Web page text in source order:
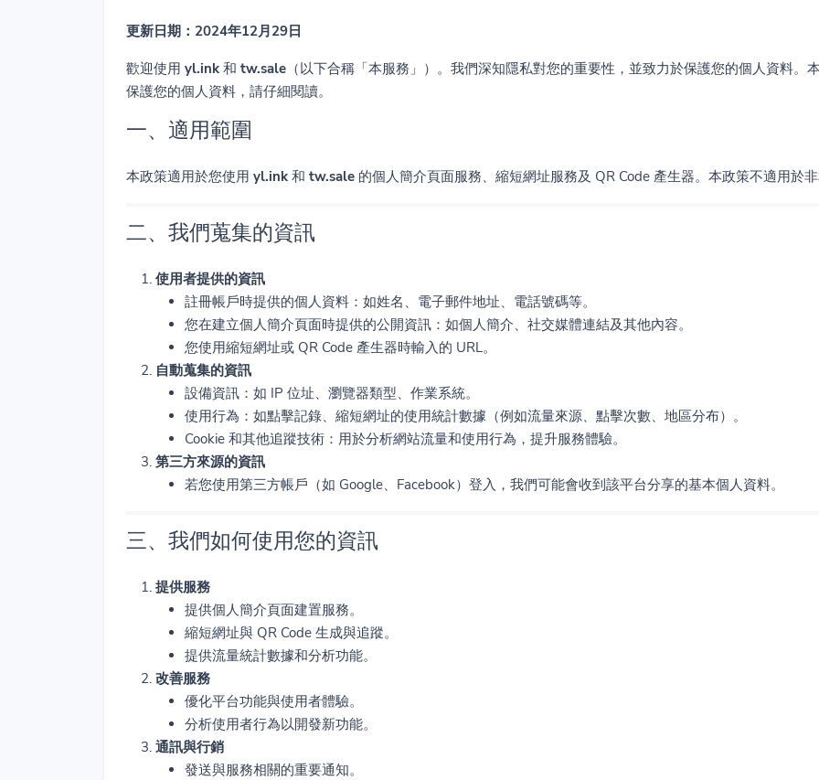
更新日期：2024年12月29日
歡迎使用 yl.ink 和 tw.sale （以下合稱「本服務」）。我們深知隱私對您的重要性，並致力於保護您的個人資料
保護您的個人資料，請仔細閱讀。
一、適用範圍
本政策適用於您使用 yl.ink 和 tw.sale 的個人簡介頁面服務、縮短網址服務及 QR Code 產生器。本政策不適用於
二、我們蒐集的資訊
使用者提供的資訊
註冊帳戶時提供的個人資料：如姓名、電子郵件地址、電話號碼等。
您在建立個人簡介頁面時提供的公開資訊：如個人簡介、社交媒體連結及其他內容。
您使用縮短網址或 QR Code 產生器時輸入的 URL。
自動蒐集的資訊
設備資訊：如 IP 位址、瀏覽器類型、作業系統。
使用行為：如點擊記錄、縮短網址的使用統計數據（例如流量來源、點擊次數、地區分布）。
Cookie 和其他追蹤技術：用於分析網站流量和使用行為，提升服務體驗。
第三方來源的資訊
若您使用第三方帳戶（如 Google、Facebook）登入，我們可能會收到該平台分享的基本個人資料。
三、我們如何使用您的資訊
提供服務
提供個人簡介頁面建置服務。
縮短網址與 QR Code 生成與追蹤。
提供流量統計數據和分析功能。
改善服務
優化平台功能與使用者體驗。
分析使用者行為以開發新功能。
通訊與行銷
發送與服務相關的重要通知。